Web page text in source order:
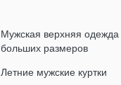
Мужская верхняя одежда
больших размеров
Летние мужские куртки